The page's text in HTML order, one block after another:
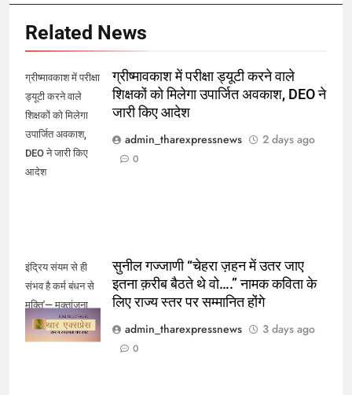
Related News
ग्रीष्मावकाश में परीक्षा
ड्यूटी करने वाले
शिक्षकों को मिलेगा
उपार्जित अवकाश,
DEO ने जारी किए
आदेश
ग्रीष्मावकाश में परीक्षा ड्यूटी करने वाले
शिक्षकों को मिलेगा उपार्जित अवकाश, DEO ने
जारी किए आदेश
admin_tharexpressnews
2 days ago
0
इंद्रिय संयम से ही
संभव है कर्म बंधन से
मुक्ति'— मुक्तांजना
श्री जी
सुनील गज्जाणी “चेहरा ज़हन में उतर जाए
इतना क़रीब बैठते थे वो….” नामक कविता के
लिए राज्य स्तर पर सम्मानित होंगे
admin_tharexpressnews
3 days ago
0